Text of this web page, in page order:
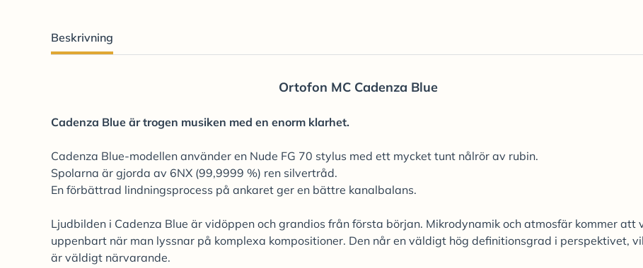
Beskrivning
Ortofon MC Cadenza Blue
Cadenza Blue är trogen musiken med en enorm klarhet.
Cadenza Blue-modellen använder en Nude FG 70 stylus med ett mycket tunt nålrör av rubin.
Spolarna är gjorda av 6NX (99,9999 %) ren silvertråd.
En förbättrad lindningsprocess på ankaret ger en bättre kanalbalans.
Ljudbilden i Cadenza Blue är vidöppen och grandios från första början. Mikrodynamik och atmosfär kommer att
uppenbart när man lyssnar på komplexa kompositioner. Den når en väldigt hög definitionsgrad i perspektivet,
är väldigt närvarande.